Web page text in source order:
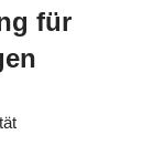
für